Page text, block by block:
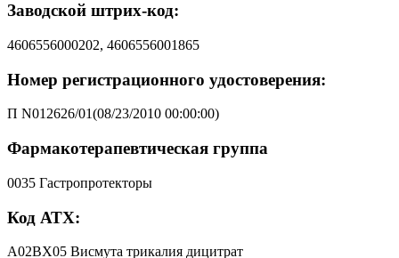
Заводской штрих-код:
4606556000202, 4606556001865
Номер регистрационного удостоверения:
П N012626/01(08/23/2010 00:00:00)
Фармакотерапевтическая группа
0035 Гастропротекторы
Код АТХ:
A02BX05 Висмута трикалия дицитрат